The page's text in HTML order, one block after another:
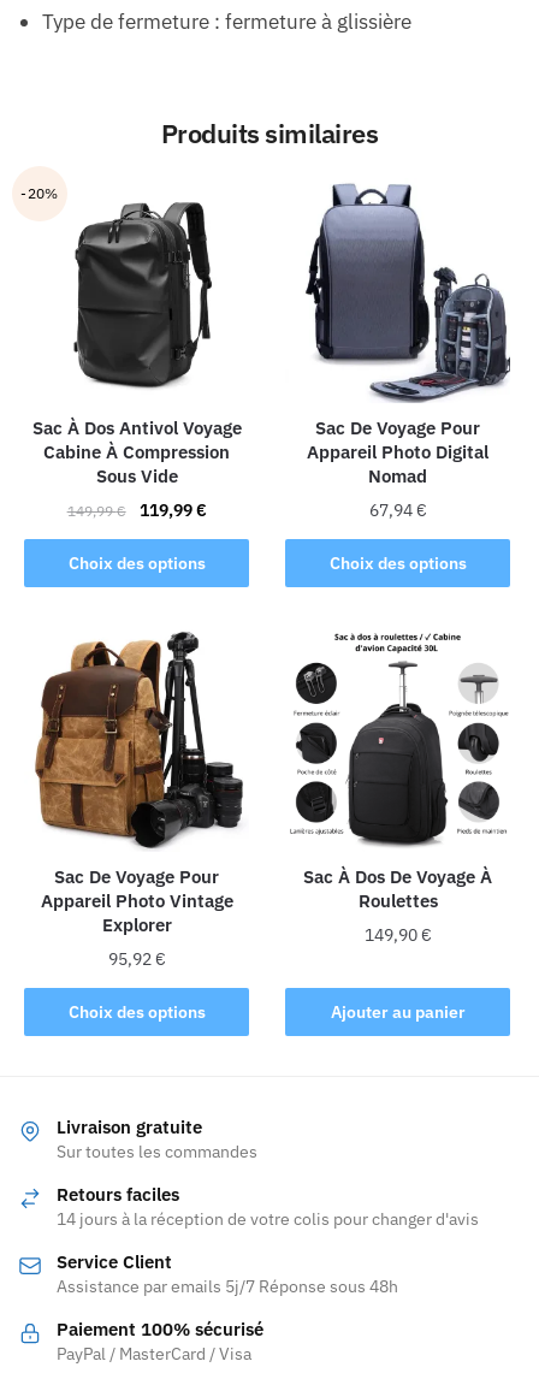
Type de fermeture : fermeture à glissière
Produits similaires
-20%
Sac À Dos Antivol Voyage
Cabine À Compression
Sous Vide
149,99€
Le
prix
initial
était :
119,99€Le
prix
actuel
est :
Choix des options
Ce
produit
plusieurs
variations.
Les
options
peuvent
être
choisies
sur
la
page
du
produit
Sac De Voyage Pour
Appareil Photo Digital
Nomad
67,94€
Choix des options
Ce
produit
plusieurs
variations.
Les
options
peuvent
choisies
sur
la
page
du
Sac De Voyage Pour
Appareil Photo Vintage
Explorer
95,92€
Choix des options
Ce
produit
variations.
Les
peuvent
choisies
sur
la
page
Sac À Dos De Voyage À
Roulettes
149,90€
Ajouter au panier
Livraison gratuite
Sur toutes les commandes
Retours faciles
14 jours à la réception de votre colis pour changer d'avis
Service Client
Assistance par emails 5j/7 Réponse sous 48h
Paiement 100% sécurisé
PayPal / MasterCard / Visa